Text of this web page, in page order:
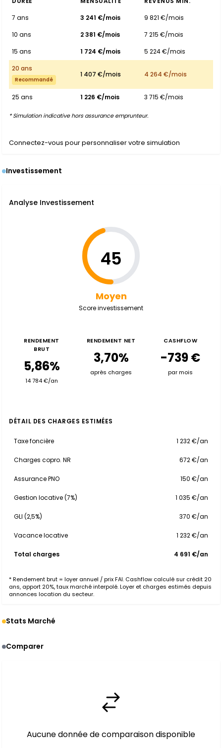
7 ans
3 241 €/mois
9 821 €/mois
10 ans
2 381 €/mois
7 215 €/mois
15 ans
1 724 €/mois
5 224 €/mois
20 ans
Recommandé
1 407 €/mois 4 264 €/mois
25 ans 1 226 €/mois 3 715 €/mois
* Simulation indicative hors assurance emprunteur.
Connectez-vous pour personnaliser votre simulation
Investissement
Analyse Investissement
45
Moyen
Score investissement
RENDEMENT
BRUT
5,86%
14 784 €/an
RENDEMENT NET
3,70%
après charges
CASHFLOW
-739 €
par mois
DÉTAIL DES CHARGES ESTIMÉES
Taxe foncière 1 232 €/an
Charges copro. NR 672 €/an
Assurance PNO 150 €/an
Gestion locative (7%) 1 035 €/an
GLI (2,5%) 370 €/an
Vacance locative 1 232 €/an
Total charges 4 691 €/an
* Rendement brut = loyer annuel / prix FAI. Cashflow calculé sur crédit 20
ans, apport 20%, taux marché interpolé. Loyer et charges estimés depuis
annonces location du secteur.
Stats Marché
Comparer
Aucune donnée de comparaison disponible